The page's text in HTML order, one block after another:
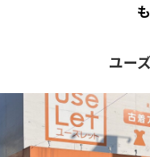
2019(119)
2018(119)
ユー